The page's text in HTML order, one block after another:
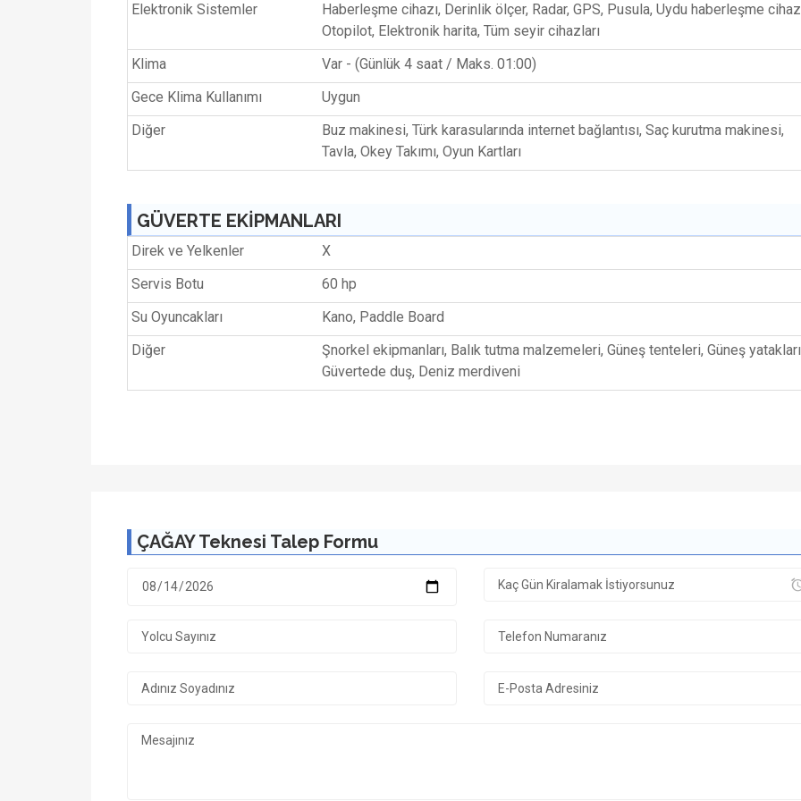
Elektronik Sistemler
Haberleşme cihazı, Derinlik ölçer, Radar, GPS, Pusula, Uydu haberleşme
Otopilot, Elektronik harita, Tüm seyir cihazları
Klima
Var - (Günlük 4 saat / Maks. 01:00)
Gece Klima Kullanımı
Uygun
Diğer
Buz makinesi, Türk karasularında internet bağlantısı, Saç kurutma makinesi,
Tavla, Okey Takımı, Oyun Kartları
GÜVERTE EKİPMANLARI
Direk ve Yelkenler
X
Servis Botu
60 hp
Su Oyuncakları
Kano, Paddle Board
Diğer
Şnorkel ekipmanları, Balık tutma malzemeleri, Güneş tenteleri, Güneş
Güvertede duş, Deniz merdiveni
ÇAĞAY Teknesi Talep Formu